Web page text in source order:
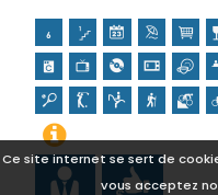
Ce site internet se sert de
vous acceptez